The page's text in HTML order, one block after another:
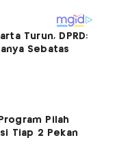
Turun, DPRD:
Sebatas
Pilah
Tiap 2 Pekan